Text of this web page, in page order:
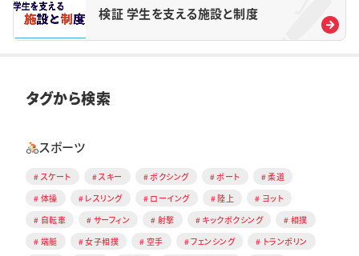
検証 学生を支える施設と制度
タグから検索
スポーツ
スケート スキー ボクシング ボート
柔道
体操
レスリング ローイング 陸上
ヨット
自転車
サーフィン 射撃 キックボクシング
相撲
端艇
女子相撲 空手 フェンシング
トランポリン